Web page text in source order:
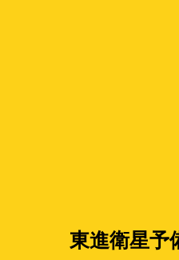
東進衛星予